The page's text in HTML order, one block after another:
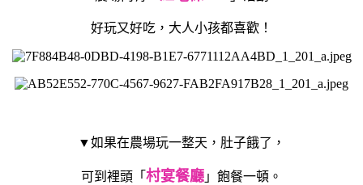
好玩又好吃，大人小孩都喜歡！
▼如果在農場玩一整天，肚子餓了，
可到裡頭「 村宴餐廳 」飽餐一頓。